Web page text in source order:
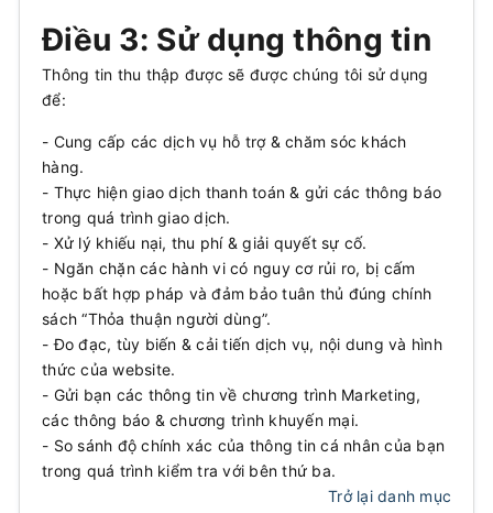
Điều 3: Sử dụng thông tin
Thông tin thu thập được sẽ được chúng tôi sử dụng
để:
- Cung cấp các dịch vụ hỗ trợ & chăm sóc khách
hàng.
- Thực hiện giao dịch thanh toán & gửi các thông báo
trong quá trình giao dịch.
- Xử lý khiếu nại, thu phí & giải quyết sự cố.
- Ngăn chặn các hành vi có nguy cơ rủi ro, bị cấm
hoặc bất hợp pháp và đảm bảo tuân thủ đúng chính
sách “Thỏa thuận người dùng”.
- Đo đạc, tùy biến & cải tiến dịch vụ, nội dung và hình
thức của website.
- Gửi bạn các thông tin về chương trình Marketing,
các thông báo & chương trình khuyến mại.
- So sánh độ chính xác của thông tin cá nhân của bạn
trong quá trình kiểm tra với bên thứ ba.
Trở lại danh mục